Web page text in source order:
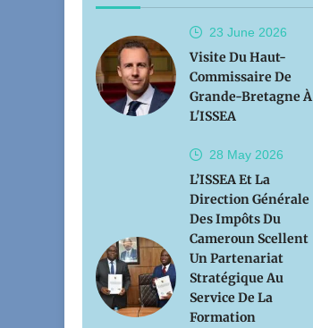
23 June 2026
Visite Du Haut-
Commissaire De
Grande-Bretagne À
L'ISSEA
28 May 2026
L’ISSEA Et La
Direction Générale
Des Impôts Du
Cameroun Scellent
Un Partenariat
Stratégique Au
Service De La
Formation